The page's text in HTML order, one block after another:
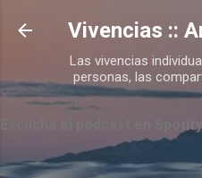
Ir al
Vivencias ::
Las vivencias
personas, las
Escuchá el podcast en Spotify